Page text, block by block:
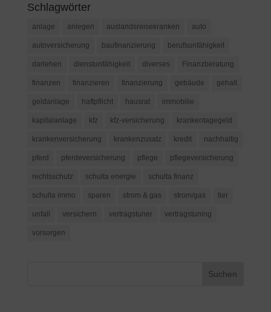
Schlagwörter
anlage anlegen auslandsreisekranken auto
autoversicherung baufinanzierung berufsunfähigkeit
darlehen dienstunfähigkeit diverses Finanzberatung
finanzen finanzieren finanzierung gebäude gehalt
geldanlage haftpflicht hausrat immobilie
kapitalanlage kfz kfz-versicherung krankentagegeld
krankenversicherung krankenzusatz kredit nachhaltig
pferd pferdeversicherung pflege pflegeversicherung
rechtsschutz schulta energie schulta finanz
schulta immo sparen strom & gas strom/gas tier
unfall versichern vertragstuner vertragstuning
vorsorgen